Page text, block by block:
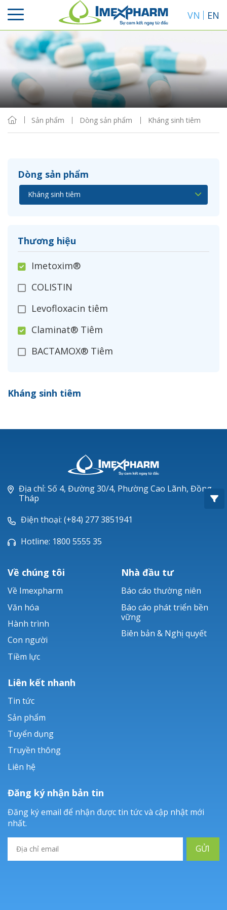
VN EN
Sản phẩm Dòng sản phẩm Kháng sinh tiêm
Dòng sản phẩm
Thương hiệu
Imetoxim®
COLISTIN
Levofloxacin tiêm
Claminat® Tiêm
BACTAMOX® Tiêm
Ceftizoxim®
Piperacillin
Ticarlinat®
Zobacta®
Bacsulfo®
Kháng sinh tiêm
Sắp xếp
Hiển thị
Địa chỉ: Số 4, Đường 30/4, Phường Cao Lãnh, Đồng
Tháp
Điện thoại: (+84) 277 3851941
Hotline: 1800 5555 35
Về chúng tôi
Về Imexpharm
Văn hóa
Hành trình
Con người
Tiềm lực
Nhà đầu tư
Báo cáo thường niên
Báo cáo phát triển bền
vững
Biên bản & Nghị quyết
Liên kết nhanh
Tin tức
Sản phẩm
Tuyển dụng
Truyền thông
Liên hệ
Đăng ký nhận bản tin
Đăng ký email để nhận được tin tức và cập nhật mới
nhất.
GỬI